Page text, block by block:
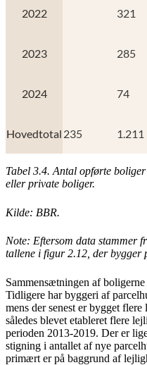
2022 321
2023 285
2024 74
Hovedtotal 235 1.211
Tabel 3.4. Antal opførte
eller private boliger.
Kilde: BBR.
Note: Eftersom data stammer
tallene i figur 2.12, der bygger
Sammensætningen af
Tidligere har byggeri af
mens der senest er bygget
således blevet etableret flere
perioden 2013-2019. Der er
stigning i antallet af nye
primært er på baggrund af